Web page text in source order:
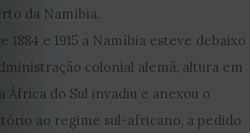
da Namíbia.
1884 e 1915 a Namíbia esteve debaixo
colonial alemã, altura em
África do Sul invadiu e anexou o
ao regime sul-africano, a pedido